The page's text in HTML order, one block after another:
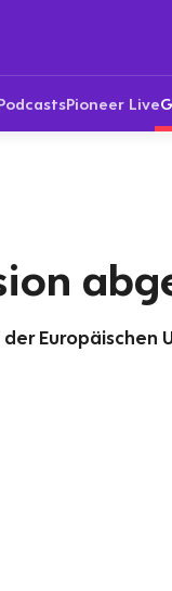
Pioneer Live
Europäischen